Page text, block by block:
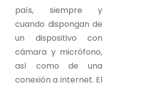
país, siempre y
cuando dispongan de
un dispositivo con
cámara y micrófono,
así como de una
conexión a internet. El